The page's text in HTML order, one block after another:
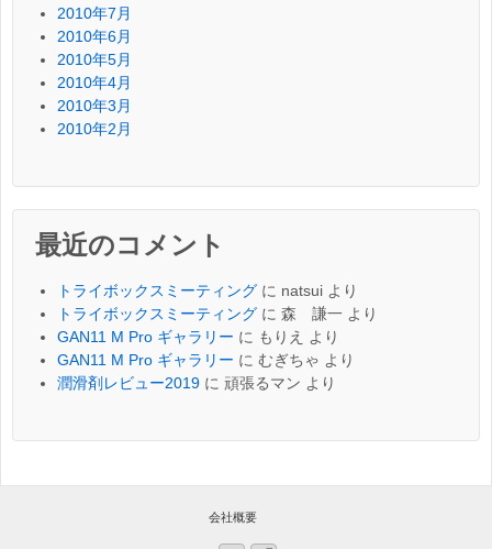
2010年7月
2010年6月
2010年5月
2010年4月
2010年3月
2010年2月
最近のコメント
トライボックスミーティング に natsui より
トライボックスミーティング に 森 謙一 より
GAN11 M Pro ギャラリー に もりえ
より
GAN11 M Pro ギャラリー に むぎちゃ より
潤滑剤レビュー2019 に 頑張るマン より
会社概要